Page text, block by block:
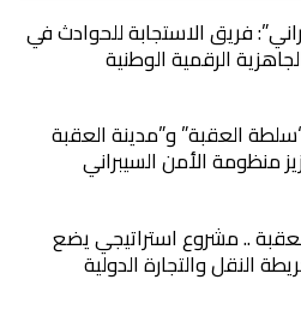
فريق الاستجابة للحوادث في
الرقمية الوطنية
العقبة” و”مدينة العقبة
منظومة الأمن السيبراني
.. مشروع استراتيجي يضع
النقل والتجارة الدولية